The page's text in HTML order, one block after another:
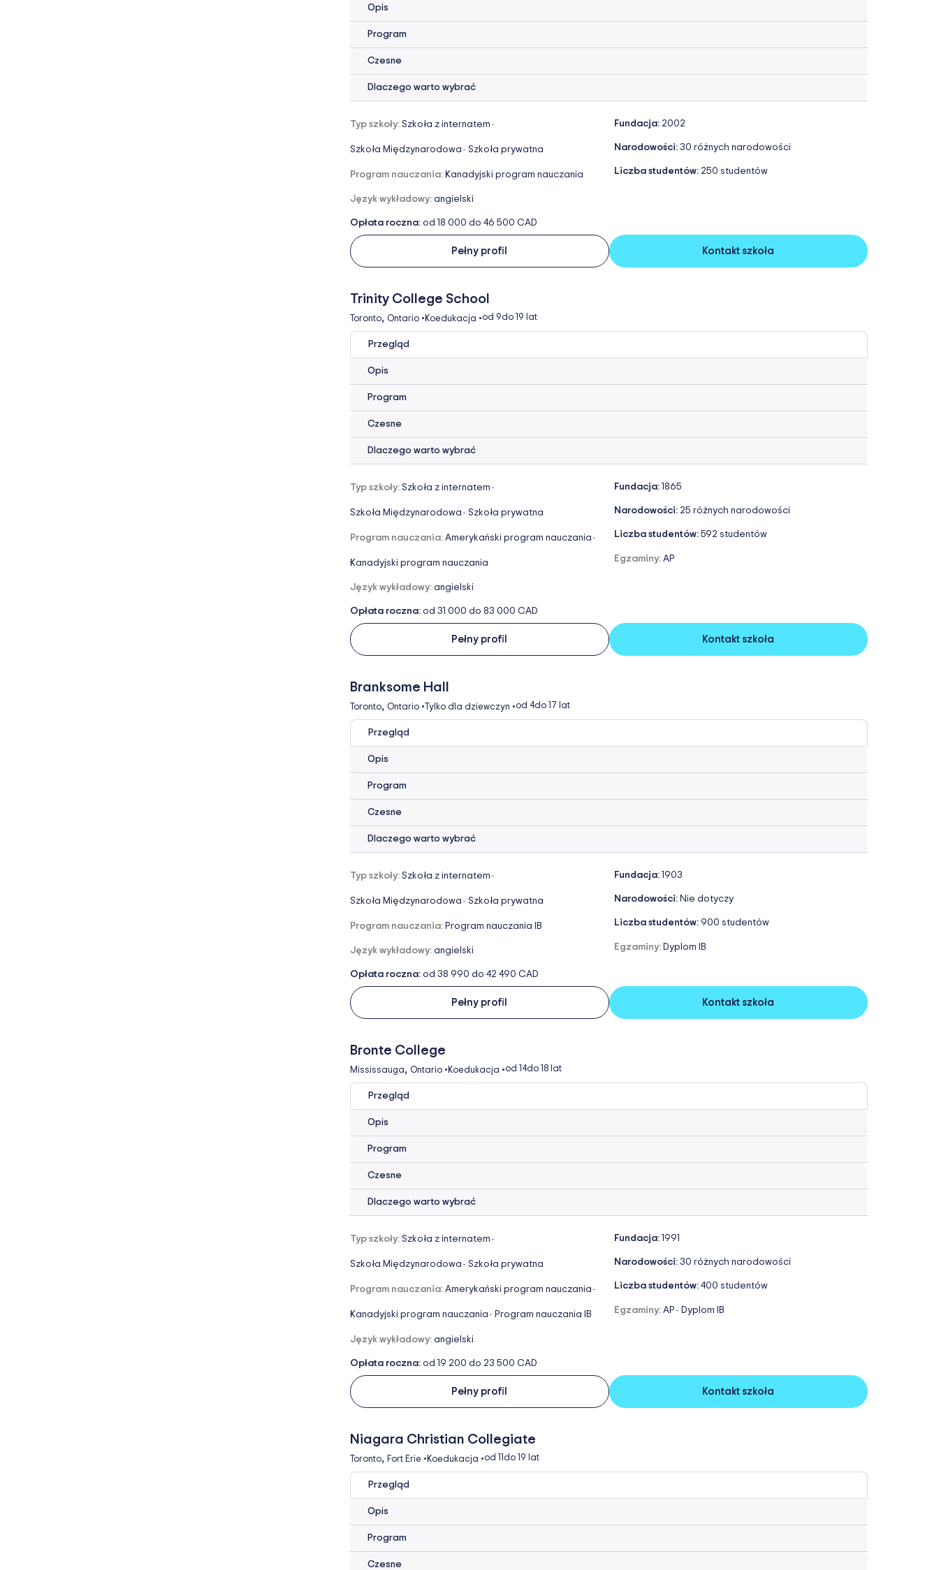
Opis
Program
Czesne
Dlaczego warto wybrać
Typ szkoły: Szkoła z internatem -
Szkoła Międzynarodowa - Szkoła prywatna
Program nauczania: Kanadyjski program nauczania
Język wykładowy: angielski
Opłata roczna: od 18 000 do 46 500 CAD
Fundacja: 2002
Narodowości: 30 różnych narodowości
Liczba studentów: 250 studentów
Pełny profil Kontakt szkoła
Trinity College School
Toronto, Ontario • Koedukacja •od 9do 19 lat
Przegląd
Opis
Program
Czesne
Dlaczego warto wybrać
Typ szkoły: Szkoła z internatem -
Szkoła Międzynarodowa - Szkoła prywatna
Program nauczania: Amerykański program nauczania -
Kanadyjski program nauczania
Język wykładowy: angielski
Opłata roczna: od 31 000 do 83 000 CAD
Fundacja: 1865
Narodowości: 25 różnych narodowości
Liczba studentów: 592 studentów
Egzaminy: AP
Pełny profil Kontakt szkoła
Branksome Hall
Toronto, Ontario • Tylko dla dziewczyn •od 4do 17 lat
Przegląd
Opis
Program
Czesne
Dlaczego warto wybrać
Typ szkoły: Szkoła z internatem -
Szkoła Międzynarodowa - Szkoła prywatna
Program nauczania: Program nauczania IB
Język wykładowy: angielski
Opłata roczna: od 38 990 do 42 490 CAD
Fundacja: 1903
Narodowości: Nie dotyczy
Liczba studentów: 900 studentów
Egzaminy: Dyplom IB
Pełny profil Kontakt szkoła
Bronte College
Mississauga, Ontario • Koedukacja •od 14do 18 lat
Przegląd
Opis
Program
Czesne
Dlaczego warto wybrać
Typ szkoły: Szkoła z internatem -
Szkoła Międzynarodowa - Szkoła prywatna
Program nauczania: Amerykański program nauczania -
Kanadyjski program nauczania - Program nauczania IB
Język wykładowy: angielski
Opłata roczna: od 19 200 do 23 500 CAD
Fundacja: 1991
Narodowości: 30 różnych narodowości
Liczba studentów: 400 studentów
Egzaminy: AP - Dyplom IB
Pełny profil Kontakt szkoła
Niagara Christian Collegiate
Toronto, Fort Erie • Koedukacja •od 11 do 19 lat
Przegląd
Opis
Program
Czesne